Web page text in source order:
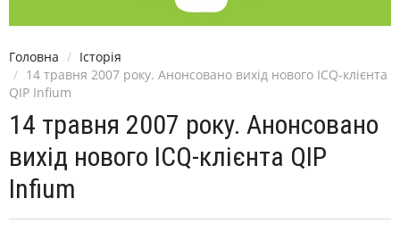
Головна
Історія
14 травня 2007 року. Анонсовано вихід нового ICQ-клієнта
QIP Infium
14 травня 2007 року. Анонсовано
вихід нового ICQ-клієнта QIP
Infium